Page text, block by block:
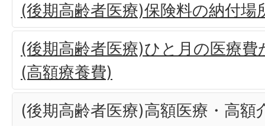
(後期高齢者医療)保険料の納付場
(後期高齢者医療)ひと月の医療
(高額療養費)
(後期高齢者医療)高額医療・高額